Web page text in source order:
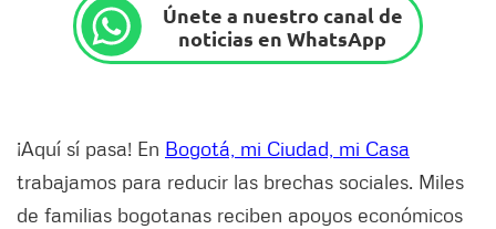
Únete a nuestro canal de
noticias en WhatsApp
¡Aquí sí pasa! En Bogotá, mi Ciudad, mi Casa
trabajamos para reducir las brechas sociales. Miles
de familias bogotanas reciben apoyos económicos